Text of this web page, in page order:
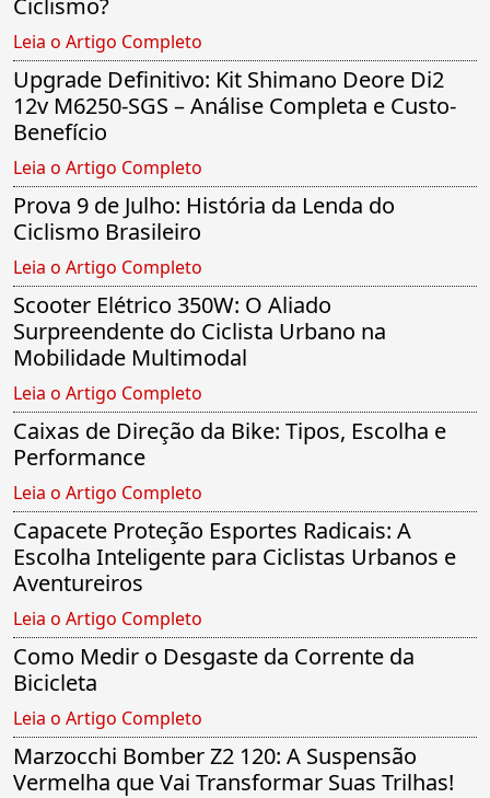
Leia o Artigo Completo
Upgrade Definitivo: Kit Shimano Deore Di2
12v M6250-SGS – Análise Completa e Custo-
Benefício
Leia o Artigo Completo
Prova 9 de Julho: História da Lenda do
Ciclismo Brasileiro
Leia o Artigo Completo
Scooter Elétrico 350W: O Aliado
Surpreendente do Ciclista Urbano na
Mobilidade Multimodal
Leia o Artigo Completo
Caixas de Direção da Bike: Tipos, Escolha e
Performance
Leia o Artigo Completo
Capacete Proteção Esportes Radicais: A
Escolha Inteligente para Ciclistas Urbanos e
Aventureiros
Leia o Artigo Completo
Como Medir o Desgaste da Corrente da
Bicicleta
Leia o Artigo Completo
Marzocchi Bomber Z2 120: A Suspensão
Vermelha que Vai Transformar Suas Trilhas!